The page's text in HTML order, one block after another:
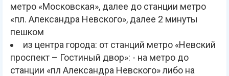
метро «Московская», далее до станции метро
«пл. Александра Невского», далее 2 минуты
пешком
из центра города: от станций метро «Невский
проспект – Гостиный двор»: - на метро до
станции «пл Александра Невского» либо на